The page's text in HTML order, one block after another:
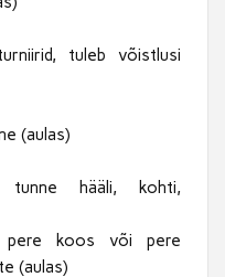
tuleb võistlusi
(aulas)
tunne hääli, kohti,
pere koos või pere
(aulas)